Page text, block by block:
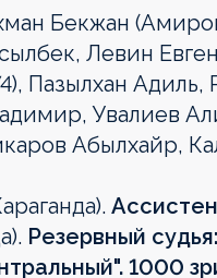
Бекжан
Левин
Пазылхан
Увалиев
Абылхайр,
Резервный судья:
1000